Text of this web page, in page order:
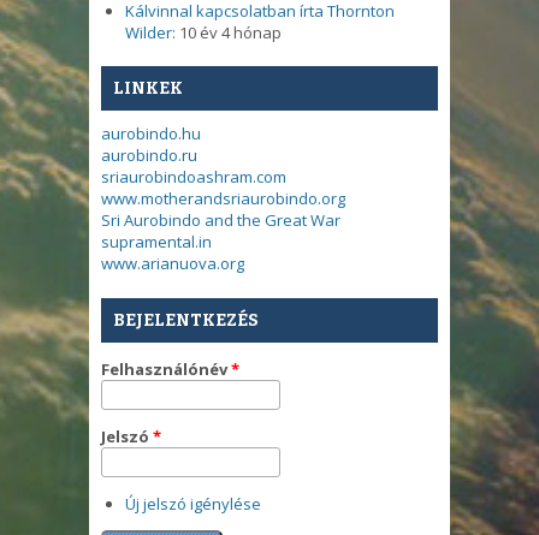
Kálvinnal kapcsolatban írta Thornton
Wilder: 10 év 4 hónap
LINKEK
aurobindo.hu
aurobindo.ru
sriaurobindoashram.com
www.motherandsriaurobindo.org
Sri Aurobindo and the Great War
supramental.in
www.arianuova.org
BEJELENTKEZÉS
Felhasználónév*
Jelszó *
Új jelszó igénylése